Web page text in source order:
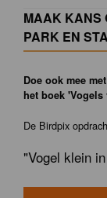
MAAK KANS
PARK EN
Doe ook mee
het boek
De Birdpix
"Vogel klein